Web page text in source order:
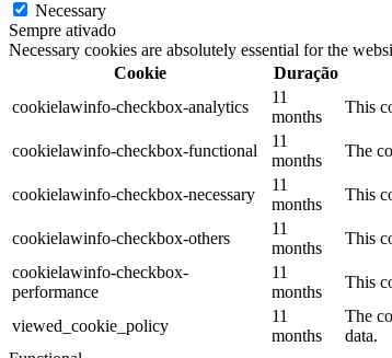
Necessary
Sempre ativado
Necessary cookies are absolutely essential for the
Cookie
Duração
cookielawinfo-checkbox-analytics
11
months
This
cookielawinfo-checkbox-functional
11
months
The
cookielawinfo-checkbox-necessary
11
months
This
cookielawinfo-checkbox-others
11
months
This
cookielawinfo-checkbox-
performance
11
months
This
viewed_cookie_policy
11
months
The
data.